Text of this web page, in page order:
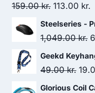
159.00kr. Original
price
was:
113.00 kr.
Steelseries -
1,049.00kr.
Geekd
49.00kr.
Glorious Coil